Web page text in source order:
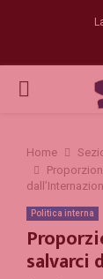
Home
Politica interna
salvarci